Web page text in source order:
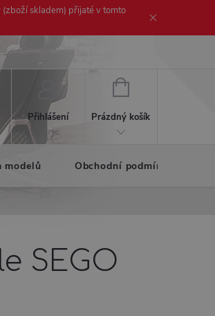
skladem) přijaté v tomto
Přihlášení
Prázdný košík
modelů Obchodní podmínky
SEGO